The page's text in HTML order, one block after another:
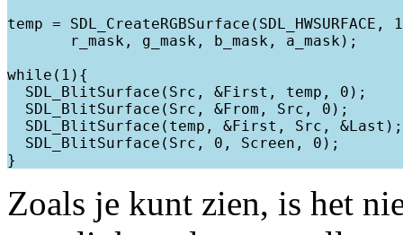
temp =
       r_mask, g_mask, b_mask, a_mask);
while(1){
  SDL_BlitSurface(Src, &First, temp, 0);
  SDL_BlitSurface(Src, &From, Src, 0);
  SDL_BlitSurface(temp, &First, Src, &Last);
  SDL_BlitSurface(Src, 0, Screen, 0);
Zoals je kunt zien, is het